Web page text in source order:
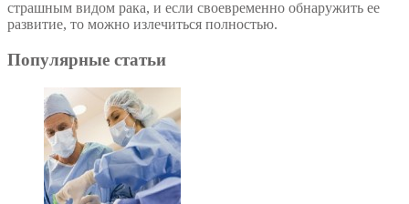
страшным видом рака, и если своевременно обнаружить ее
развитие, то можно излечиться полностью.
Популярные статьи